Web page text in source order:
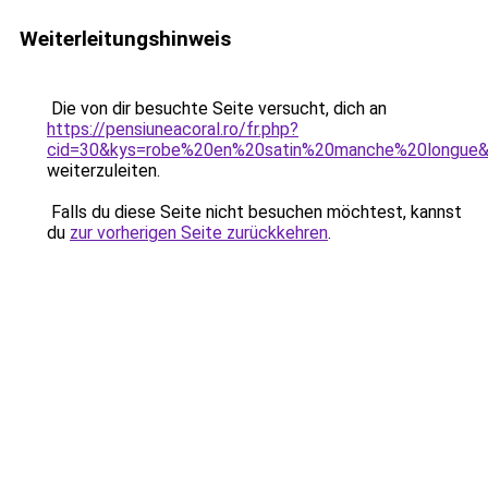
Weiterleitungshinweis
Die von dir besuchte Seite versucht, dich an
https://pensiuneacoral.ro/fr.php?
weiterzuleiten.
Falls du diese Seite nicht besuchen möchtest, kannst
du zur vorherigen Seite zurückkehren.